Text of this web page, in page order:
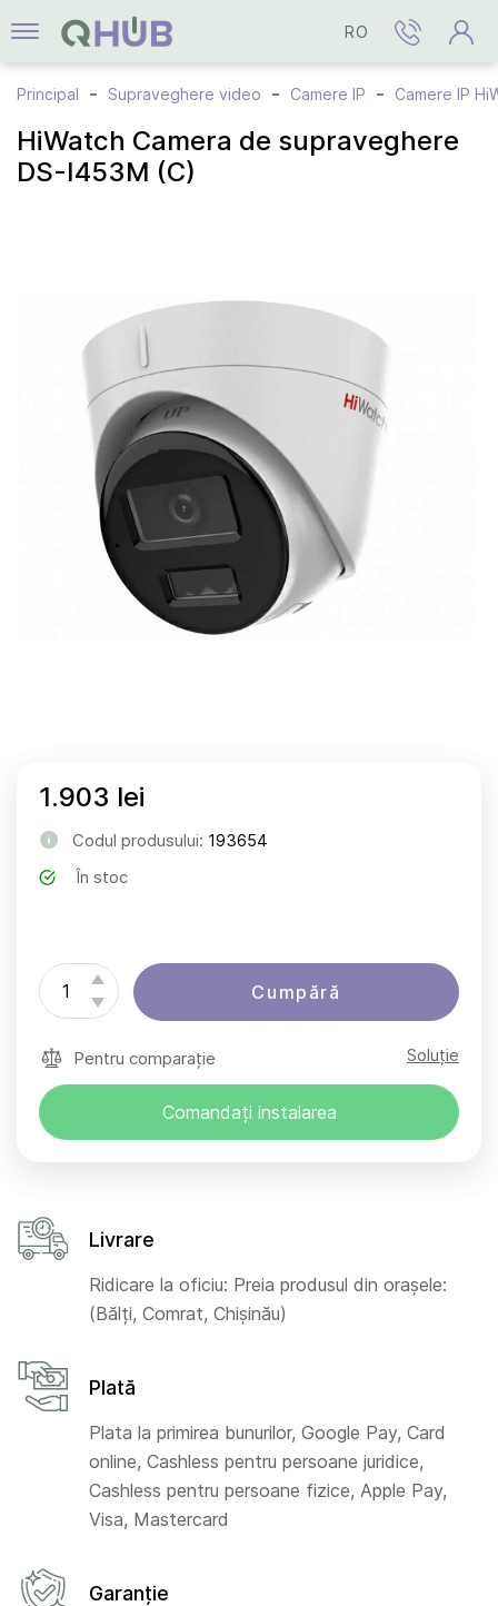
RO
Principal Supraveghere video Camere IP Camere IP
HiWatch Сamera de supraveghere
DS-I453M (C)
1.903 lei
Codul produsului: 193654
În stoc
Cumpără
Pentru comparație Soluție
Comandați instalarea
Livrare
Ridicare la oficiu: Preia produsul din orașele:
(Bălți, Comrat, Chișinău)
Plată
Plata la primirea bunurilor, Google Pay, Card
online, Cashless pentru persoane juridice,
Cashless pentru persoane fizice, Apple Pay,
Visa, Mastercard
Garanție